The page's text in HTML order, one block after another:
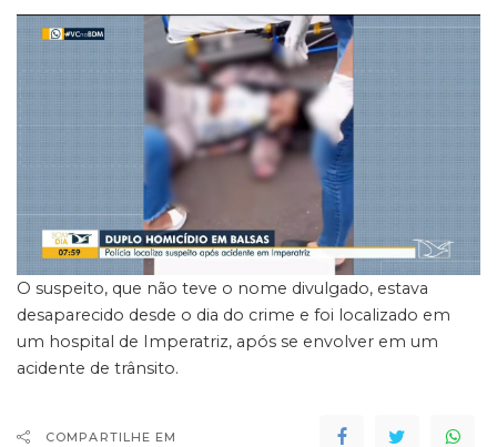
O suspeito, que não teve o nome divulgado, estava
desaparecido desde o dia do crime e foi localizado em
um hospital de Imperatriz, após se envolver em um
acidente de trânsito.
COMPARTILHE EM